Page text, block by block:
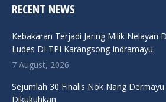
RECENT NEWS
Kebakaran Terjadi Jaring Milik Nelayan
Ludes DI TPI Karangsong Indramayu
7 August, 2026
Sejumlah 30 Finalis Nok Nang Dermayu
Dikukuhkan